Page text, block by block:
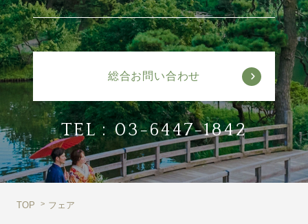
総合お問い合わせ
TEL :03-6447-1842
TOP フェア